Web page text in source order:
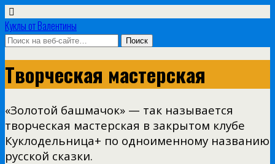
Куклы от Валентины
Творческая мастерская
«Золотой башмачок» — так называется
творческая мастерская в закрытом клубе
Куклодельница+ по одноименному названию
русской сказки.